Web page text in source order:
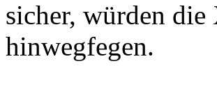
sicher, würden
hinwegfegen.